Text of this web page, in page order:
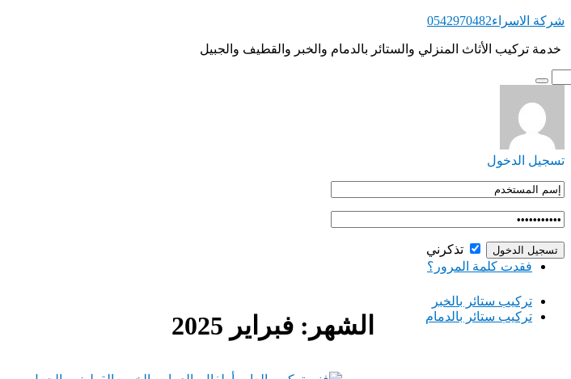
التجاوز
المحتوى
شركة الاسراء0542970482
‏ ‏خدمة تركيب الأثاث المنزلي والستائر بالدمام والخبر والقطيف والجبيل
تسجيل الدخول
تذكرني
فقدت كلمة المرور؟
‏تركيب ستائر بالخبر
‏تركيب ستائر بالدمام
الشهر: فبراير 2025